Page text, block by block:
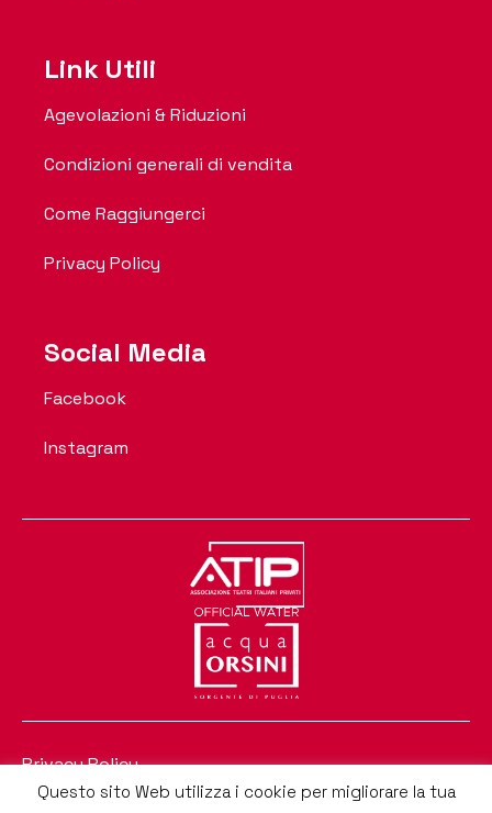
Link Utili
Agevolazioni & Riduzioni
Condizioni generali di vendita
Come Raggiungerci
Privacy Policy
Social Media
Facebook
Instagram
Privacy Policy
Questo sito Web utilizza i cookie per migliorare la tua